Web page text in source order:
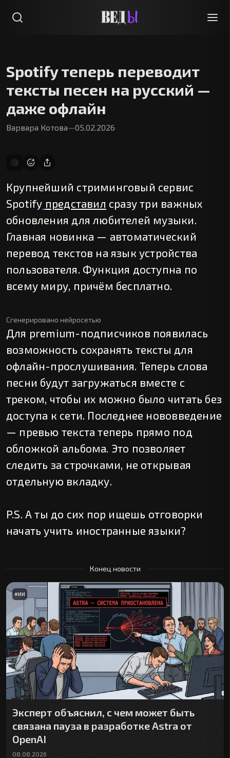
Spotify теперь переводит
тексты песен на русский —
даже офлайн
Варвара Котова—05.02.2026
Крупнейший стриминговый сервис
Spotify представил сразу три важных
обновления для любителей музыки.
Главная новинка — автоматический
перевод текстов на язык устройства
пользователя. Функция доступна по
всему миру, причём бесплатно.
Сгенерировано нейросетью
Для premium-подписчиков появилась
возможность сохранять тексты для
офлайн-прослушивания. Теперь слова
песни будут загружаться вместе с
треком, чтобы их можно было читать без
доступа к сети. Последнее нововведение
— превью текста теперь прямо под
обложкой альбома. Это позволяет
следить за строчками, не открывая
отдельную вкладку.
P.S. А ты до сих пор ищешь отговорки
начать учить иностранные языки?
Конец новости
#ИИ
Эксперт объяснил, с чем может быть
связана пауза в разработке Astra от
OpenAI
08.08.2026